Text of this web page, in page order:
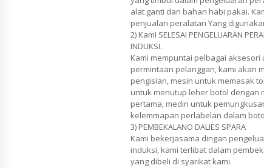
alat ganti dan bahan habi pakai.
penjualan peralatan Yang
2) KamI SELESAI PENGELUARAN
INDUKSI.
Kami mempuntai pelbagai
permintaan pelanggan, kami akan
pengisian, mesin untuk memasak
untuk menutup leher botol dengan
pertama, medin untuk
kelemmapan perlabelan dalam
3) PEMBEKALANO DALIES SPARA
Kami bekerjasama dingan
induksi, kami terlibat dalam
yang dibeli di syarikat kami.